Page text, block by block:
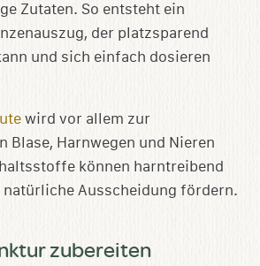
Zutaten. So entsteht ein
der platzsparend
und sich einfach dosieren
wird vor allem zur
Blase, Harnwegen und Nieren
können harntreibend
Ausscheidung fördern.
zubereiten